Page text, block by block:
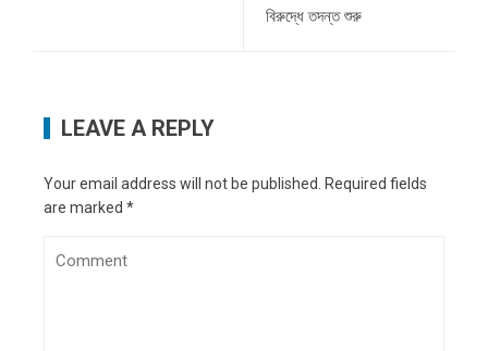
বিরুদ্ধে তদন্ত শুরু
LEAVE A REPLY
Your email address will not be published.
Required fields
are marked *